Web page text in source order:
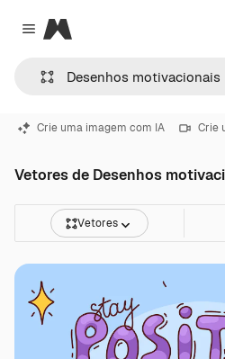
Close menu
Magnific
Crie uma imagem com IA Crie
Vetores de Desenhos
Vetores